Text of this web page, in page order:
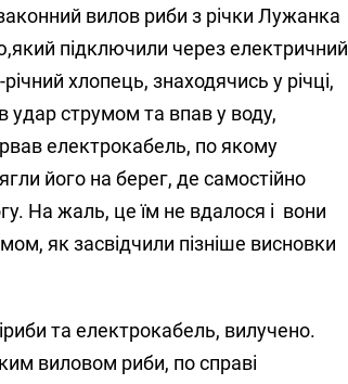
вилов риби з річки Лужанка
підключили через електричний
хлопець, знаходячись у річці,
удар струмом та впав у воду,
електрокабель, по якому
його на берег, де самостійно
На жаль, це їм не вдалося і вони
як засвідчили пізніше висновки
та електрокабель, вилучено.
виловом риби, по справі